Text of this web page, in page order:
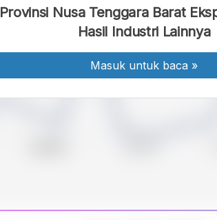
Provinsi Nusa Tenggara Barat
Hasil Industri Lainnya
Masuk untuk baca »